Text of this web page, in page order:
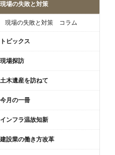
現場の失敗と対策
現場の失敗と対策 コラム
トピックス
現場探訪
土木遺産を訪ねて
今月の一冊
インフラ温故知新
建設業の働き方改革